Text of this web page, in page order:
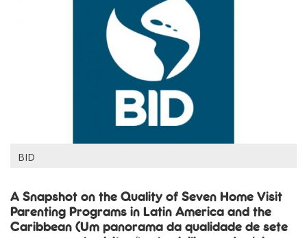
BID
A Snapshot on the Quality of Seven Home Visit
Parenting Programs in Latin America and the
Caribbean (Um panorama da qualidade de sete